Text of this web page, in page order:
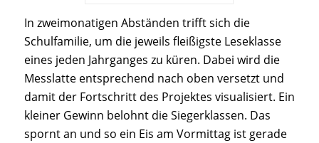
In zweimonatigen Abständen trifft sich die
Schulfamilie, um die jeweils fleißigste Leseklasse
eines jeden Jahrganges zu küren. Dabei wird die
Messlatte entsprechend nach oben versetzt und
damit der Fortschritt des Projektes visualisiert. Ein
kleiner Gewinn belohnt die Siegerklassen. Das
spornt an und so ein Eis am Vormittag ist gerade